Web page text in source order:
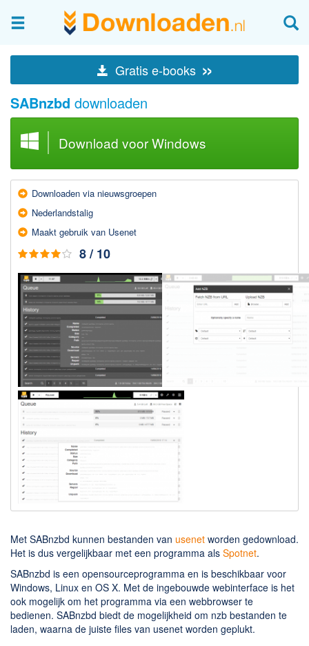
Gratis e-books »
Afbeeldingen & fotografie
Beheren en bekijken
Afbeelding & foto bewerken
Foto apps
Screenshots Maken
Audio & Video
Branden en Rippen
Opnemen Audio en Video
Video bewerken
Downloaden
BitTorrent Clients
Nieuwslezers (Downloaden via usenet)
Onderhoud & Veiligheid
Computer opschonen
Veilig online
Productiviteit
Adresboek en contacten
Tekst en Administratie
Overige
Algemeen
Chatten en bellen
SABnzbd downloaden
Download voor Windows
Downloaden via nieuws­groepen
Nederlands­talig
Maakt gebruik van Usenet
8 / 10
Met SABnzbd kunnen bestanden van usenet worden gedownload.
Het is dus vergelijkbaar met een programma als Spotnet.
SABnzbd is een opensourceprogramma en is beschikbaar voor
Windows, Linux en OS X. Met de ingebouwde webinterface is het
ook mogelijk om het programma via een webbrowser te
bedienen. SABnzbd biedt de mogelijkheid om nzb bestanden te
laden, waarna de juiste files van usenet worden geplukt.